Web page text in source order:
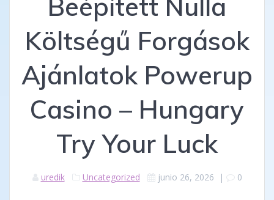
Költségű Forgások
Ajánlatok Powerup
Casino – Hungary
Try Your Luck
uredik Uncategorized junio 26, 2026 | 0